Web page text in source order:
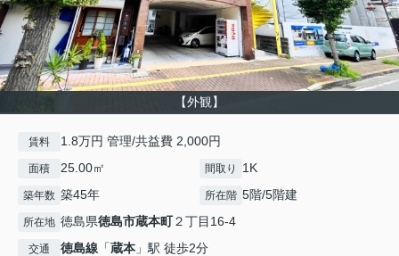
【外観】
賃料 1.8万円 管理/共益費 2,000円
面積 25.00㎡ 間取り 1K
築年数 築45年 所在階 5階/5階建
所在地 徳島県徳島市蔵本町２丁目16-4
交通 徳島線 「蔵本 」駅 徒歩2分